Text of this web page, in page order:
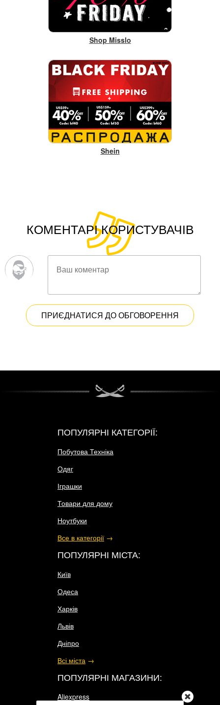
Shop Misslo
Shein
КОМЕНТАРІ КОРИСТУВАЧІВ
ПРИЄДНАТИСЯ ДО ОБГОВОРЕННЯ
ПОПУЛЯРНІ КАТЕГОРІЇ:
Побутова Техніка
Одяг
Іграшки
Товари для дому
Ноутбуки
Все в категорії →
ПОПУЛЯРНІ МІСТА:
Київ
Одеса
Харків
Львів
Дніпро
Всі міста →
ПОПУЛЯРНІ МАГАЗИНИ:
Aliexpress